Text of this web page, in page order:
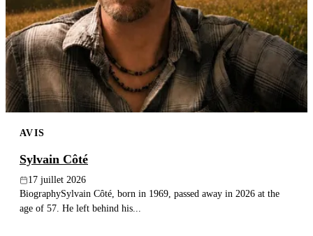
Par ville
Maisons funéraires
Éternea
Blog
Recherche
AVIS
Sylvain Côté
17 juillet 2026
BiographySylvain Côté, born in 1969, passed away in 2026 at the
age of 57. He left behind his...